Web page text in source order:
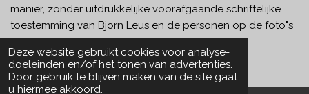
Deze website gebruikt cookies voor analyse-
doeleinden en/of het tonen van advertenties.
Door gebruik te blijven maken van de site gaat
u hiermee akkoord.
e
n
manier, zonder uitdrukkelijke voorafgaande schriftelijke
toestemming van Bjorn Leus en de personen op de foto"s
in kwestie.
Powered by JouwWeb